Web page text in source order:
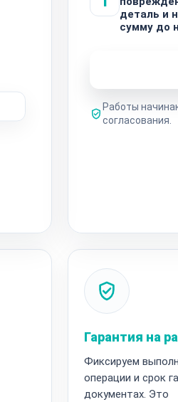
деталь и
сумму до
Работы
согласования.
Гарантия на
Фиксируем
операции и срок
документах. Это